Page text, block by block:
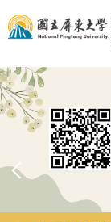
跳
到
要
內
容